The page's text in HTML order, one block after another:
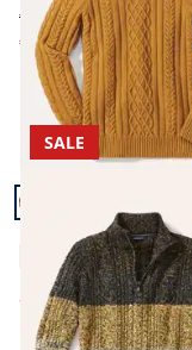
€ 119,00
€ 59,99 (-50%)
Artikel 7 von 7.
SALE
Degradee-Troyer
4,8 (19)
ab € 99,99